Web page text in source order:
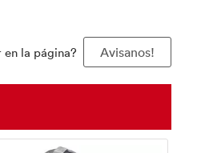
en la página? Avisanos!